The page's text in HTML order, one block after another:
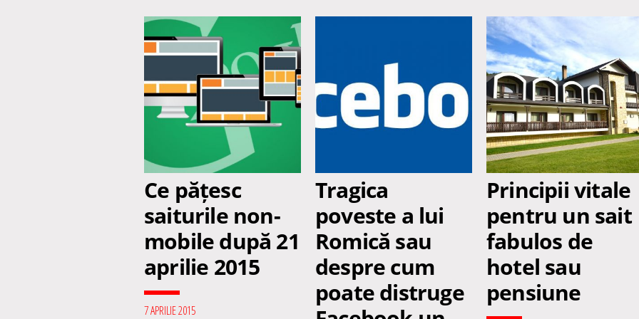
Ce pățesc
saiturile non-
mobile după 21
aprilie 2015
7 APRILIE 2015
Tragica
poveste a lui
Romică sau
despre cum
poate distruge
Principii vitale
pentru un sait
fabulos de
hotel sau
pensiune